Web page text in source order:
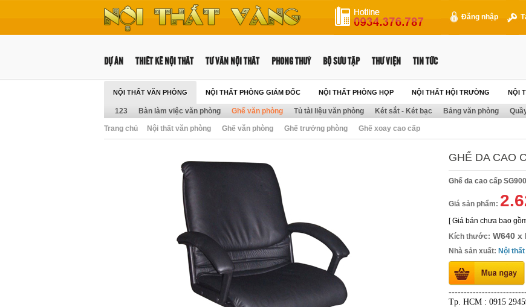
Đăng nhập
DỰ ÁN THIẾT KẾ NỘI THẤT TƯ VẤN NỘI THẤT PHONG THUỶ BỘ SƯU TẬP THƯ VIỆN TIN TỨC
NỘI THẤT VĂN PHÒNG NỘI THẤT PHÒNG GIÁM ĐỐC NỘI THẤT PHÒNG HỌP NỘI THẤT HỘI TRƯỜNG NỘI
123 Bàn làm việc văn phòng Ghế văn phòng Tủ tài liệu văn phòng Két sắt - Két bạc Bảng văn phòng
Trang chủ Nội thất văn phòng Ghế văn phòng Ghế trưởng phòng Ghế xoay cao cấp
GHẾ DA CAO
Ghế da cao cấp SG900
Giá sản phẩm:
[ Giá bán chưa bao
Kích thước: W640 x
Nhà sản xuất: Nội
Tp. HCM : 0915